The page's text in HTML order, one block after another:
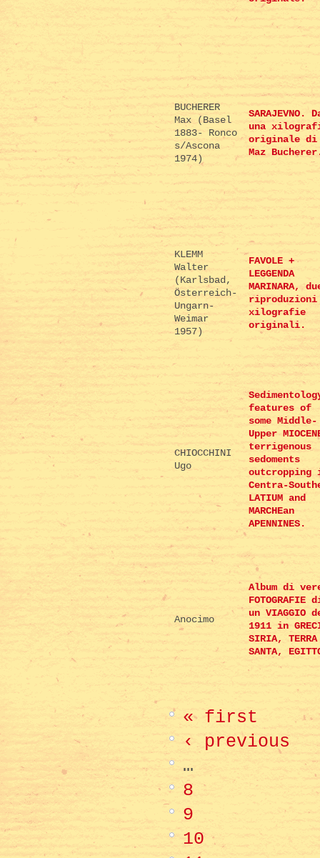
BUCHERER
Max (Basel
1883- Ronco
s/Ascona
1974)
SARAJEVNO.
una
originale di
Maz
KLEMM
Walter
(Karlsbad,
Österreich-
Ungarn-
Weimar
1957)
FAVOLE +
LEGGENDA
MARINARA,
riproduzioni
xilografie
originali.
CHIOCCHINI
Ugo
features of
some Middle-
Upper
terrigenous
sedoments
outcropping
Centra-
LATIUM and
MARCHEan
APENNINES.
Anocimo
Album di
FOTOGRAFIE
un VIAGGIO
1911 in
SIRIA, TERRA
SANTA,
« first
‹ previous
…
8
9
10